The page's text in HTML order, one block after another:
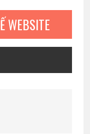
WEBSITE